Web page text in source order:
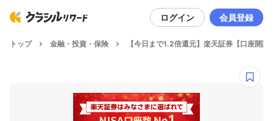
ログイン 会員登録
トップ 金融・投資・保険 【今日まで1.2倍還元】楽天証券【口座開設